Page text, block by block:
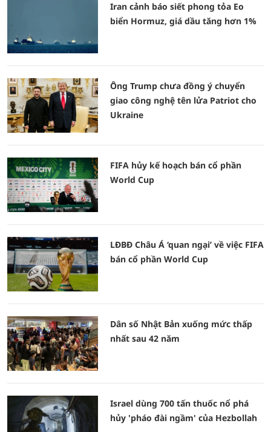
Iran cảnh báo siết phong tỏa Eo
biển Hormuz, giá dầu tăng hơn 1%
Ông Trump chưa đồng ý chuyển
giao công nghệ tên lửa Patriot cho
Ukraine
FIFA hủy kế hoạch bán cổ phần
World Cup
LĐBĐ Châu Á ‘quan ngại’ về việc FIFA
bán cổ phần World Cup
Dân số Nhật Bản xuống mức thấp
nhất sau 42 năm
Israel dùng 700 tấn thuốc nổ phá
hủy 'pháo đài ngầm' của Hezbollah